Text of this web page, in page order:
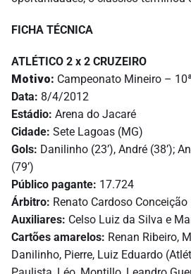
FICHA TÉCNICA
ATLÉTICO 2 x 2 CRUZEIRO
Motivo: Campeonato Mineiro –
Data: 8/4/2012
Estádio: Arena do Jacaré
Cidade: Sete Lagoas (MG)
Gols: Danilinho (23’), André (38’);
(79’)
Público pagante: 17.724
Árbitro: Renato Cardoso Conceição
Auxiliares: Celso Luiz da Silva e
Cartões amarelos: Renan Ribeiro,
Danilinho, Pierre, Luiz Eduardo